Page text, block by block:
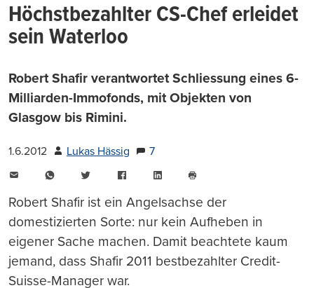
Höchstbezahlter CS-Chef erleidet
sein Waterloo
Robert Shafir verantwortet Schliessung eines 6-
Milliarden-Immofonds, mit Objekten von
Glasgow bis Rimini.
1.6.2012 Lukas Hässig
7
WhatsAppTwitter FacebookLinkedIn
drucken
Robert Shafir ist ein Angelsachse der
domestizierten Sorte: nur kein Aufheben in
eigener Sache machen. Damit beachtete kaum
jemand, dass Shafir 2011 bestbezahlter Credit-
Suisse-Manager war.